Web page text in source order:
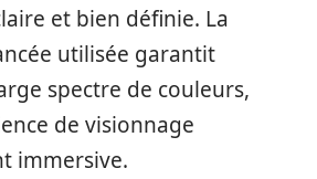
et bien définie. La
utilisée garantit
spectre de couleurs,
de visionnage
immersive.